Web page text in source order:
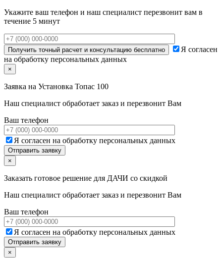
Укажите ваш телефон и наш специалист перезвонит вам в
течение 5 минут
Я согласен
на обработку персональных данных
×
Заявка на Установка Топас 100
Наш специалист обработает заказ и перезвонит Вам
Ваш телефон
Я согласен на обработку персональных данных
×
Заказать готовое решение для ДАЧИ со скидкой
Наш специалист обработает заказ и перезвонит Вам
Ваш телефон
Я согласен на обработку персональных данных
×